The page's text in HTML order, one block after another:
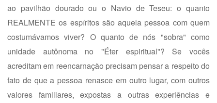
ao pavilhão dourado ou o Navio de Teseu: o quanto
REALMENTE os espíritos são aquela pessoa com quem
costumávamos viver? O quanto de nós "sobra" como
unidade autônoma no "Éter espiritual"? Se vocês
acreditam em reencarnação precisam pensar a respeito do
fato de que a pessoa renasce em outro lugar, com outros
valores familiares, expostas a outras experiências e